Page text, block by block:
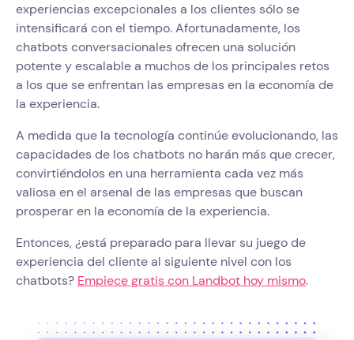
experiencias excepcionales a los clientes sólo se
intensificará con el tiempo. Afortunadamente, los
chatbots conversacionales ofrecen una solución
potente y escalable a muchos de los principales retos
a los que se enfrentan las empresas en la economía de
la experiencia.
A medida que la tecnología continúe evolucionando, las
capacidades de los chatbots no harán más que crecer,
convirtiéndolos en una herramienta cada vez más
valiosa en el arsenal de las empresas que buscan
prosperar en la economía de la experiencia.
Entonces, ¿está preparado para llevar su juego de
experiencia del cliente al siguiente nivel con los
chatbots? Empiece gratis con Landbot hoy mismo.